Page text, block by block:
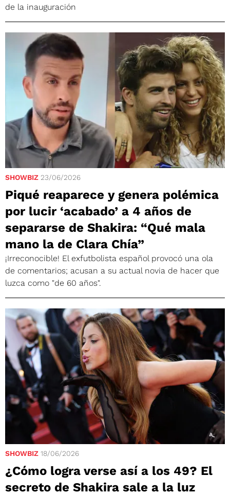
de la inauguración
SHOWBIZ 23/06/2026
Piqué reaparece y genera polémica
por lucir ‘acabado’ a 4 años de
separarse de Shakira: “Qué mala
mano la de Clara Chía”
¡Irreconocible! El exfutbolista español provocó una ola
de comentarios; acusan a su actual novia de hacer que
luzca como "de 60 años".
SHOWBIZ 18/06/2026
¿Cómo logra verse así a los 49? El
secreto de Shakira sale a la luz